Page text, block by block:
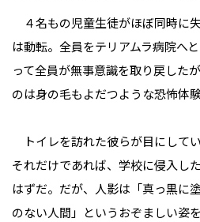
４名もの児童生徒がほぼ同時に
は動転。全員をテリアムラ病院へ
って全員が無事意識を取り戻した
のは身の毛もよだつような恐怖体験
トイレを訪れた彼らが目にして
それだけであれば、学校に侵入し
はずだ。だが、人影は「真っ黒に
のない人間」というおぞましい姿